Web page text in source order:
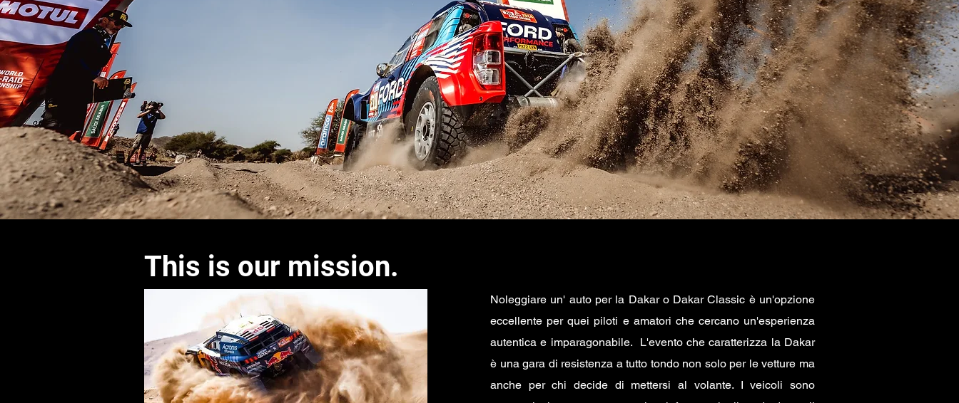
This is our mission.
Noleggiare un' auto per la Dakar o Dakar Classic è un'opzione
eccellente per quei piloti e amatori che cercano un'esperienza
autentica e imparagonabile. L'evento che caratterizza la Dakar
è una gara di resistenza a tutto tondo non solo per le vetture ma
anche per chi decide di mettersi al volante. I veicoli sono